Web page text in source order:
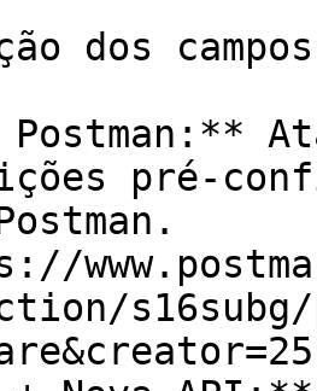
dos
pré-
s16subg/